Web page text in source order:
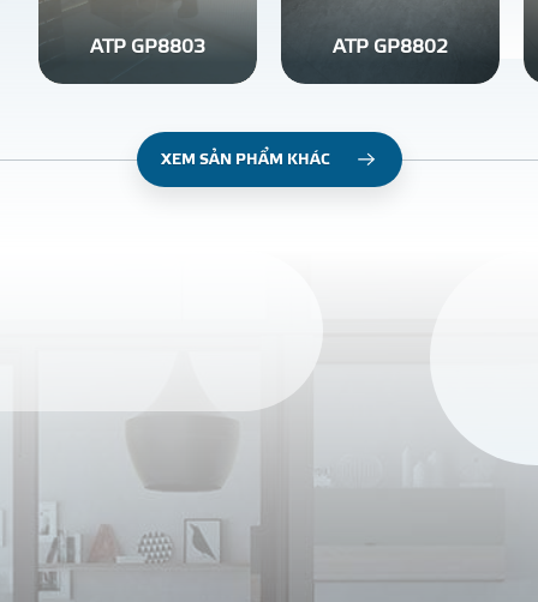
ATP GP8803 ATP GP8802
XEM SẢN PHẨM KHÁC